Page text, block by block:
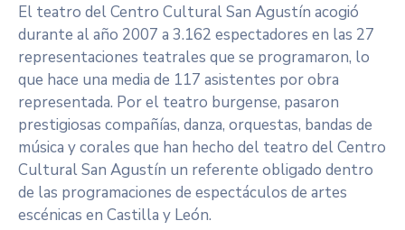
El teatro del Centro Cultural San Agustín acogió
durante al año 2007 a 3.162 espectadores en las 27
representaciones teatrales que se programaron, lo
que hace una media de 117 asistentes por obra
representada. Por el teatro burgense, pasaron
prestigiosas compañías, danza, orquestas, bandas de
música y corales que han hecho del teatro del Centro
Cultural San Agustín un referente obligado dentro
de las programaciones de espectáculos de artes
escénicas en Castilla y León.